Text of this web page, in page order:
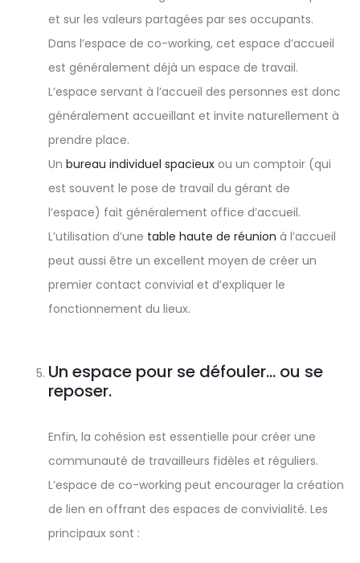
et sur les valeurs partagées par ses occupants.
Dans l’espace de co-working, cet espace d’accueil
est généralement déjà un espace de travail.
L’espace servant à l’accueil des personnes est donc
généralement accueillant et invite naturellement à
prendre place.
Un bureau individuel spacieux ou un comptoir (qui
est souvent le pose de travail du gérant de
l’espace) fait généralement office d’accueil.
L’utilisation d’une table haute de réunion à l’accueil
peut aussi être un excellent moyen de créer un
premier contact convivial et d’expliquer le
fonctionnement du lieux.
Un espace pour se défouler… ou se
reposer.
Enfin, la cohésion est essentielle pour créer une
communauté de travailleurs fidèles et réguliers.
L’espace de co-working peut encourager la création
de lien en offrant des espaces de convivialité. Les
principaux sont :